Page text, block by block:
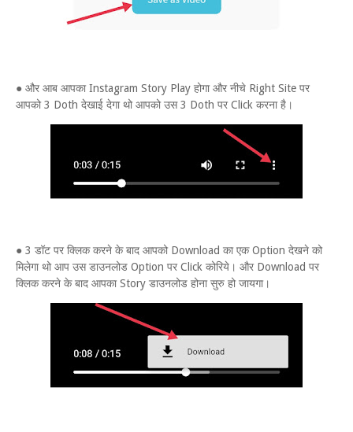
● और आब आपका Instagram Story Play होगा और नीचे Right Site पर
आपको 3 Doth देखाई देगा थो आपको उस 3 Doth पर Click करना है।
● 3 डॉट पर क्लिक करने के बाद आपको Download का एक Option देखने को
मिलेगा थो आप उस डाउनलोड Option पर Click कोरिये। और Download पर
क्लिक करने के बाद आपका Story डाउनलोड होना सुरु हो जायगा।